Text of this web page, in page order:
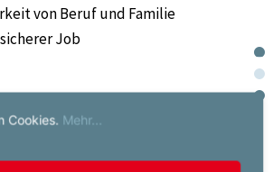
von Beruf und Familie
Job
beträgt EUR 2195,00 pro Monat. Bei
Cookies. Mehr...